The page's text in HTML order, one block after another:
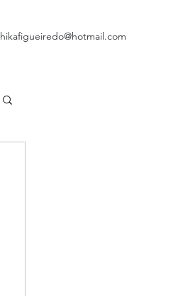
hikafigueiredo@hotmail.com